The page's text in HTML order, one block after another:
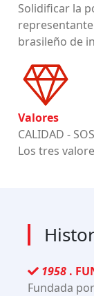
Solidificar la
brasileño de
Valores
CALIDAD -
Los tres
1958 .
Fundada